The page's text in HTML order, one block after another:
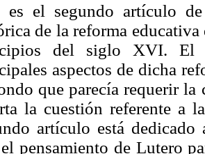
es el segundo artículo
de la reforma
del siglo XVI. El
aspectos de dicha
que parecía requerir
la cuestión referente a
artículo está
pensamiento de Lutero